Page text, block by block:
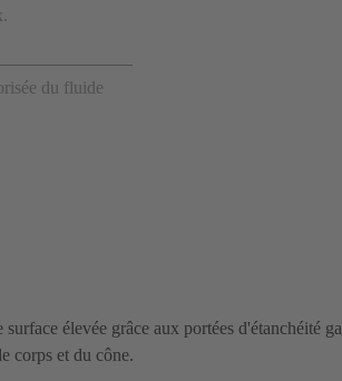
du fluide
surface élevée grâce aux portées d'étanchéité
corps et du cône.